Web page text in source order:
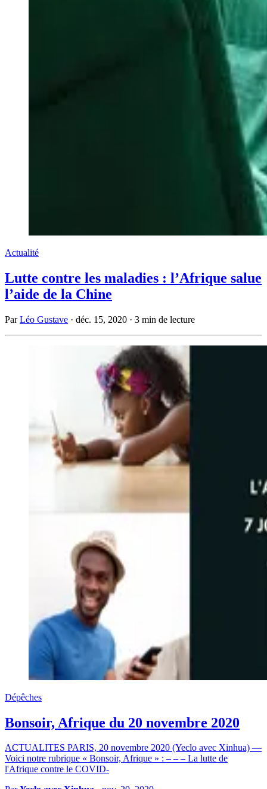
Actualité
Lutte contre les maladies : l’Afrique salue
l’aide de la Chine
ParLéo Gustave · déc. 15, 2020 · 3 min de lecture
Dépêches
Bonsoir, Afrique du 20 novembre 2020
ACTUALITES PARIS, 20 novembre 2020 (Yeclo avec Xinhua) —
Voici notre rubrique « Bonsoir, Afrique » : – – – La lutte de
l'Afrique contre le COVID-